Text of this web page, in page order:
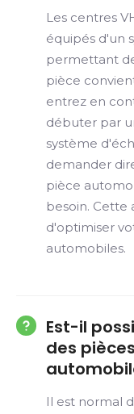
Les centres
équipés d'un
permettant
pièce
entrez en
débuter par
système
demander
pièce
besoin. Cette
d'optimiser
automobiles.
Est-il
des
Il est normal